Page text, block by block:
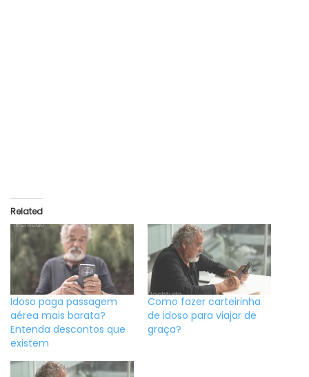
Related
Idoso paga passagem
aérea mais barata?
Entenda descontos que
existem
Como fazer carteirinha
de idoso para viajar de
graça?